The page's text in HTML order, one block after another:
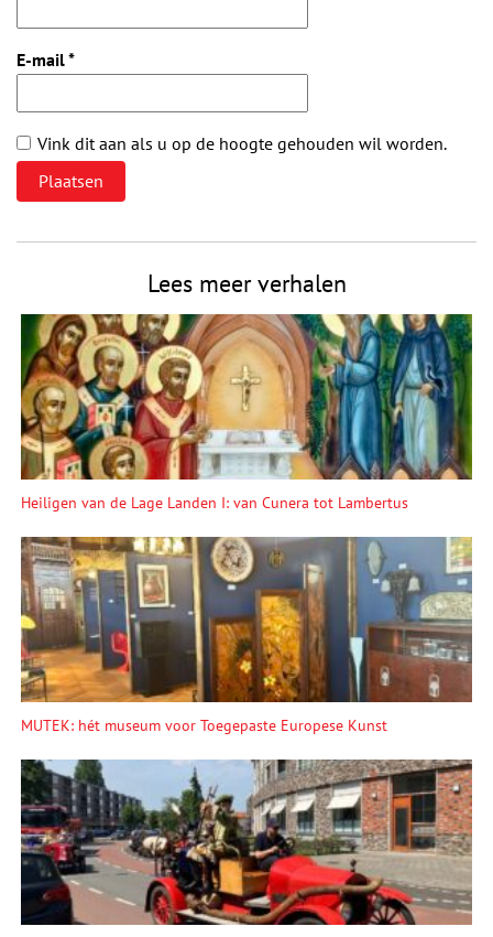
E-mail*
Vink dit aan als u op de hoogte gehouden wil worden.
Lees meer verhalen
Heiligen van de Lage Landen I: van Cunera tot Lambertus
MUTEK: hét museum voor Toegepaste Europese Kunst